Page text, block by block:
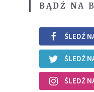
BĄDŹ NA
ŚLEDŹ
ŚLEDŹ
ŚLEDŹ